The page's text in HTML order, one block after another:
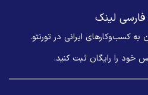
فارسی لینک
کسب‌وکارهای ایرانی در تورنتو.
خود را رایگان ثبت کنید.